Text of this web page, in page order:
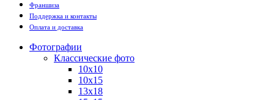
Франшиза
Поддержка и контакты
Оплата и доставка
Фотографии
Классические фото
10х10
10х15
13х18